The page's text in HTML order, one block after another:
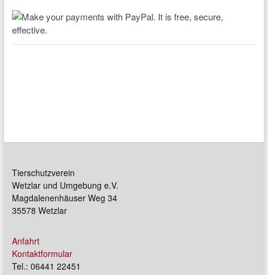
Tierschutzverein
Wetzlar und Umgebung e.V.
Magdalenenhäuser Weg 34
35578 Wetzlar
Anfahrt
Kontaktformular
Tel.: 06441 22451